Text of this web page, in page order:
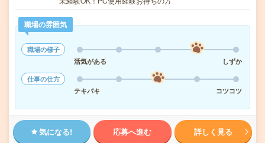
職場の雰囲気
職場の様子
活気がある
しずか
仕事の仕方
テキパキ
コツコツ
気になる! 応募へ進む 詳しく見る